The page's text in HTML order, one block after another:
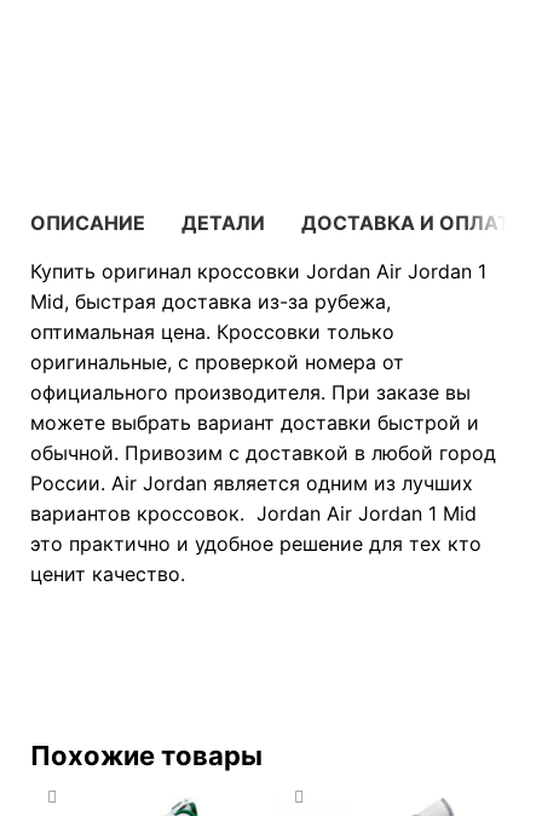
ОПИСАНИЕ ДЕТАЛИ
ДОСТАВКА И ОПЛАТА
Купить оригинал кроссовки Jordan Air Jordan 1
Mid, быстрая доставка из-за рубежа,
оптимальная цена. Кроссовки только
оригинальные, с проверкой номера от
официального производителя. При заказе вы
можете выбрать вариант доставки быстрой и
обычной. Привозим с доставкой в любой город
России. Air Jordan является одним из лучших
вариантов кроссовок. Jordan Air Jordan 1 Mid
это практично и удобное решение для тех кто
ценит качество.
Похожие товары